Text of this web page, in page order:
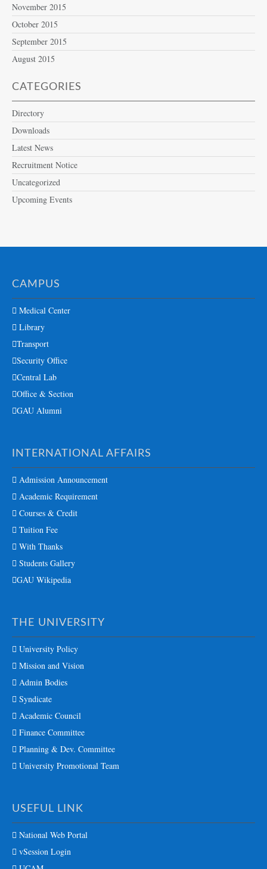
November 2015
October 2015
September 2015
August 2015
CATEGORIES
Directory
Downloads
Latest News
Recruitment Notice
Uncategorized
Upcoming Events
CAMPUS
Medical Center
Library
Transport
Security Office
Central Lab
Office & Section
GAU Alumni
INTERNATIONAL AFFAIRS
Admission Announcement
Academic Requirement
Courses & Credit
Tuition Fee
With Thanks
Students Gallery
GAU Wikipedia
THE UNIVERSITY
University Policy
Mission and Vision
Admin Bodies
Syndicate
Academic Council
Finance Committee
Planning & Dev. Committee
University Promotional Team
USEFUL LINK
National Web Portal
vSession Login